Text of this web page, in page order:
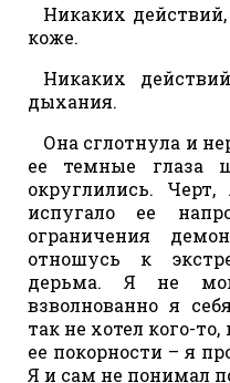
Никаких
коже.
Никаких
дыхания.
Она сглотнула и
ее темные глаза
округлились.
испугало ее
ограничения
отношусь к
дерьма. Я не мог
взволнованно я
так не хотел кого-
ее покорности – я
Я и сам не понимал